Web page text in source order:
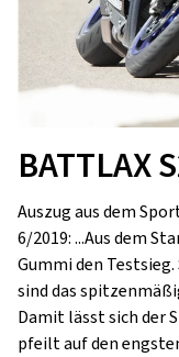
BATTLAX
Auszug aus dem
6/2019: ...Aus dem
Gummi den
sind das
Damit lässt sich der
pfeilt auf den